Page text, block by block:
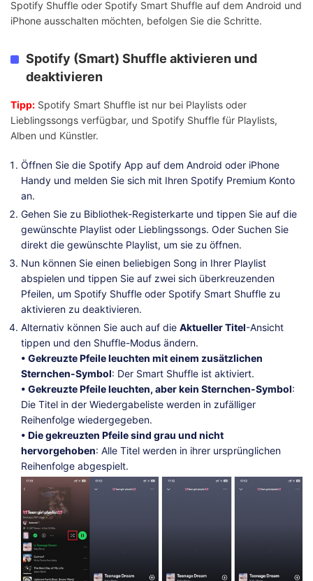
Spotify Shuffle oder Spotify Smart Shuffle auf dem Android und
iPhone ausschalten möchten, befolgen Sie die Schritte.
Spotify (Smart) Shuffle aktivieren und
deaktivieren
Tipp: Spotify Smart Shuffle ist nur bei Playlists oder
Lieblingssongs verfügbar, und Spotify Shuffle für Playlists,
Alben und Künstler.
Öffnen Sie die Spotify App auf dem Android oder iPhone
Handy und melden Sie sich mit Ihren Spotify Premium Konto
an.
Gehen Sie zu Bibliothek-Registerkarte und tippen Sie auf die
gewünschte Playlist oder Lieblingssongs. Oder Suchen Sie
direkt die gewünschte Playlist, um sie zu öffnen.
Nun können Sie einen beliebigen Song in Ihrer Playlist
abspielen und tippen Sie auf zwei sich überkreuzenden
Pfeilen, um Spotify Shuffle oder Spotify Smart Shuffle zu
aktivieren zu deaktivieren.
Alternativ können Sie auch auf die Aktueller Titel-Ansicht
tippen und den Shuffle-Modus ändern.
• Gekreuzte Pfeile leuchten mit einem zusätzlichen
Sternchen-Symbol: Der Smart Shuffle ist aktiviert.
• Gekreuzte Pfeile leuchten, aber kein Sternchen-Symbol:
Die Titel in der Wiedergabeliste werden in zufälliger
Reihenfolge wiedergegeben.
• Die gekreuzten Pfeile sind grau und nicht
hervorgehoben: Alle Titel werden in ihrer ursprünglichen
Reihenfolge abgespielt.